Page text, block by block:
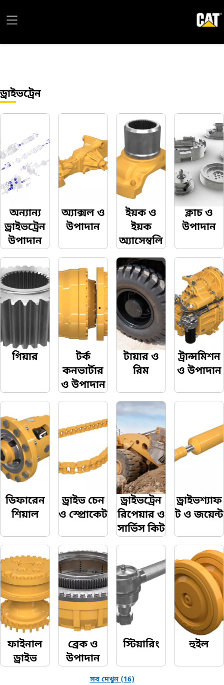
ড্রাইভট্রেন
অন্যান্য
ড্রাইভট্রেন
উপাদান
অ্যাক্সল ও
উপাদান
ইয়ক ও
ইয়ক
অ্যাসেম্বলি
ক্লাচ ও
উপাদান
গিয়ার
টর্ক
কনভার্টার
ও উপাদান
টায়ার ও
রিম
ট্রান্সমিশন
ও উপাদান
ডিফারেন
শিয়াল
ড্রাইভ চেন
ও স্প্রোকেট
ড্রাইভট্রেন
রিপেয়ার ও
সার্ভিস কিট
ড্রাইভশ্যাফ
ট ও জয়েন্ট
ফাইনাল
ড্রাইভ
ব্রেক ও
উপাদান
স্টিয়ারিং হুইল
সব দেখুন (16)